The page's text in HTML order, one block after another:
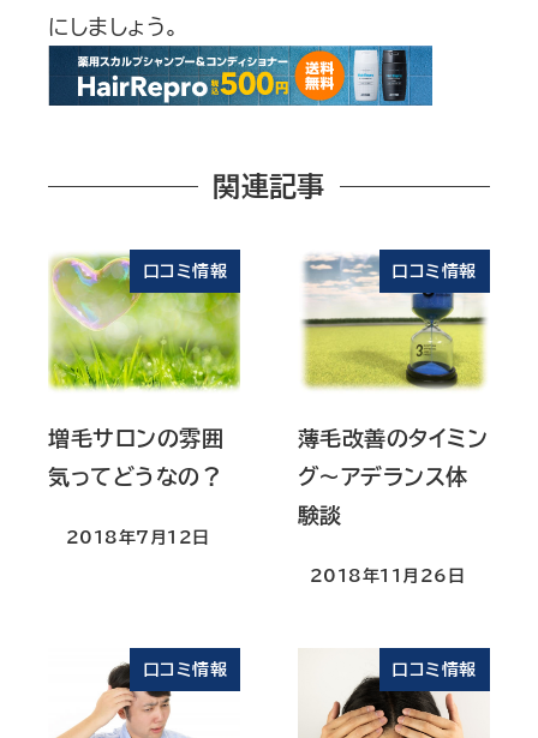
にしましょう。
関連記事
口コミ情報
増毛サロンの雰囲
気ってどうなの？
2018年7月12日
口コミ情報
薄毛改善のタイミン
グ～アデランス体
験談
2018年11月26日
口コミ情報 口コミ情報